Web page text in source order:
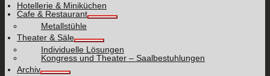
Hotellerie & Miniküchen
Cafe & Restaurant
Metallstühle
Theater & Säle
Individuelle Lösungen
Kongress und Theater – Saalbestuhlungen
Archiv